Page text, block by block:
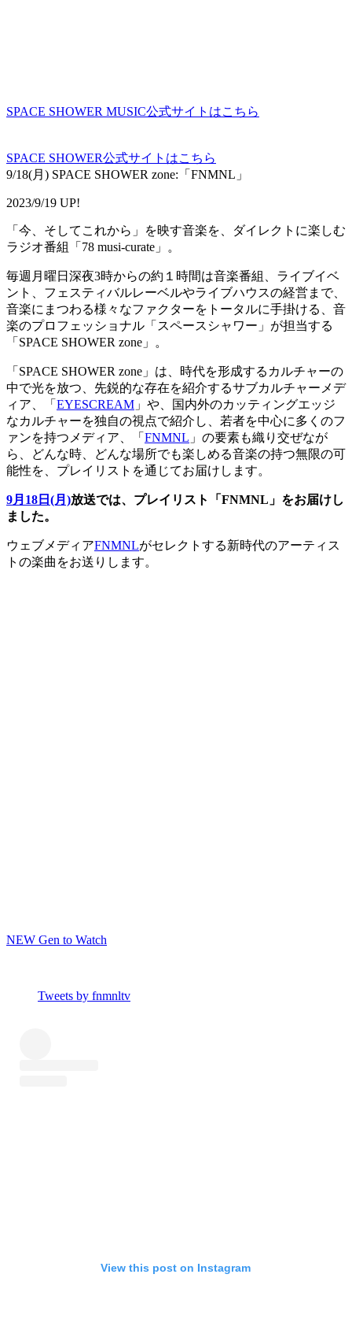
SPACE SHOWER MUSIC公式サイトはこちら
SPACE SHOWER公式サイトはこちら
9/18(月) SPACE SHOWER zone:「FNMNL」
2023/9/19 UP!
「今、そしてこれから」を映す音楽を、ダイレクトに楽しむ
ラジオ番組「78 musi-curate」。
毎週月曜日深夜3時からの約１時間は音楽番組、ライブイベ
ント、フェスティバルレーベルやライブハウスの経営まで、
音楽にまつわる様々なファクターをトータルに手掛ける、音
楽のプロフェッショナル「スペースシャワー」が担当する
「SPACE SHOWER zone」。
「SPACE SHOWER zone」は、時代を形成するカルチャーの
中で光を放つ、先鋭的な存在を紹介するサブカルチャーメデ
ィア、「 EYESCREAM 」や、国内外のカッティングエッジ
なカルチャーを独自の視点で紹介し、若者を中心に多くのフ
ァンを持つメディア、「 FNMNL 」の要素も織り交ぜなが
ら、どんな時、どんな場所でも楽しめる音楽の持つ無限の可
能性を、プレイリストを通じてお届けします。
9月18日(月)放送では、プレイリスト「FNMNL」をお届けし
ました。
ウェブメディアFNMNLがセレクトする新時代のアーティス
トの楽曲をお送りします。
NEW Gen to Watch
Tweets by fnmnltv
View this post on Instagram